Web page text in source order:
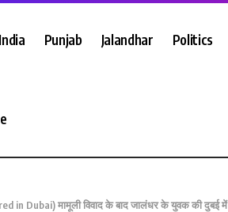
India Punjab Jalandhar Politics
in Dubai) मामूली विवाद के बाद जालंधर के युवक की दुबई में